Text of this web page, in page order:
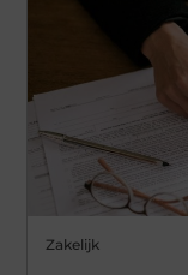
Zakelijk